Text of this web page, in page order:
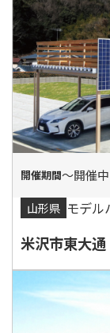
〜開催中
山形県 モデル
米沢市東大